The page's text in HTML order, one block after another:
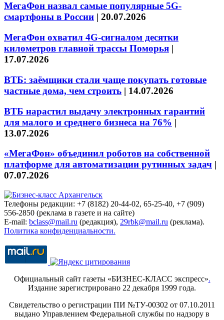
МегаФон назвал самые популярные 5G-
смартфоны в России | 20.07.2026
МегаФон охватил 4G-сигналом десятки
километров главной трассы Поморья |
17.07.2026
ВТБ: заёмщики стали чаще покупать готовые
частные дома, чем строить | 14.07.2026
ВТБ нарастил выдачу электронных гарантий
для малого и среднего бизнеса на 76% |
13.07.2026
«МегаФон» объединил роботов на собственной
платформе для автоматизации рутинных задач |
07.07.2026
Телефоны редакции: +7 (8182) 20-44-02, 65-25-40, +7 (909)
556-2850 (реклама в газете и на сайте)
E-mail: bclass@mail.ru (редакция), 29rbk@mail.ru (реклама).
Политика конфиденциальности.
Официальный сайт газеты «БИЗНЕС-КЛАСС экспресс».
Издание зарегистрировано 22 декабря 1999 года.
Свидетельство о регистрации ПИ №ТУ-00302 от 07.10.2011
выдано Управлением Федеральной службы по надзору в